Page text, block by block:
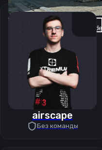
Previous slide Next slide
airscape
Без команды